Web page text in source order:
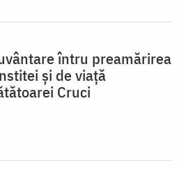
întru preamărirea
și de viață
Cruci